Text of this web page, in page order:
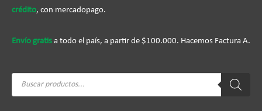
crédito, con mercadopago.
Envío gratis a todo el país, a partir de $100.000. Hacemos Factura A.
Búsqueda